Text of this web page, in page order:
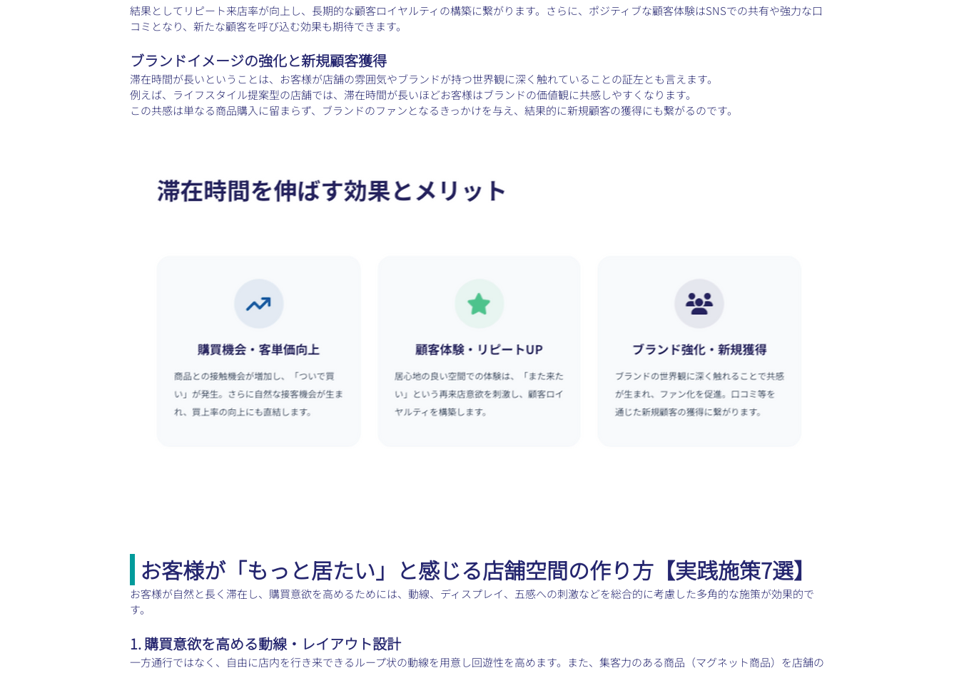
結果としてリピート来店率が向上し、長期的な顧客ロイヤルティの構築に繋がります。さらに、ポジティブな顧客体験はSNSでの共有や強力な口
コミとなり、新たな顧客を呼び込む効果も期待できます。
ブランドイメージの強化と新規顧客獲得
滞在時間が長いということは、お客様が店舗の雰囲気やブランドが持つ世界観に深く触れていることの証左とも言えます。
例えば、ライフスタイル提案型の店舗では、滞在時間が長いほどお客様はブランドの価値観に共感しやすくなります。
この共感は単なる商品購入に留まらず、ブランドのファンとなるきっかけを与え、結果的に新規顧客の獲得にも繋がるのです。
お客様が「もっと居たい」と感じる店舗空間の作り方【実践施策7選】
お客様が自然と長く滞在し、購買意欲を高めるためには、動線、ディスプレイ、五感への刺激などを総合的に考慮した多角的な施策が効果的で
す。
1. 購買意欲を高める動線・レイアウト設計
一方通行ではなく、自由に店内を行き来できるループ状の動線を用意し回遊性を高めます。また、集客力のある商品（マグネット商品）を店舗の